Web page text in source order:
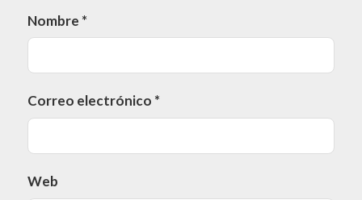
Nombre *
Correo electrónico *
Web